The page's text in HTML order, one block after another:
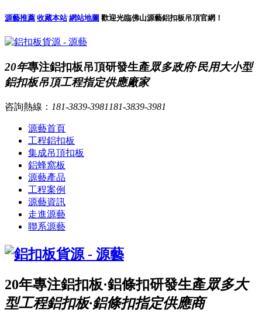
源藝推薦 收藏本站 網站地圖 歡迎光臨佛山源藝鋁扣板吊頂官網！
20年專注鋁扣板吊頂研發生產眾多政府·民用大小型
鋁扣板吊頂工程指定供應廠家
咨詢熱線： 181-3839-3981 181-3839-3981
源藝首頁
工程鋁扣板
集成吊頂扣板
鋁蜂窩板
源藝產品
工程案例
源藝資訊
走進源藝
聯系源藝
20年專注鋁扣板·鋁條扣研發生產眾多大
型工程鋁扣板·鋁條扣指定供應商